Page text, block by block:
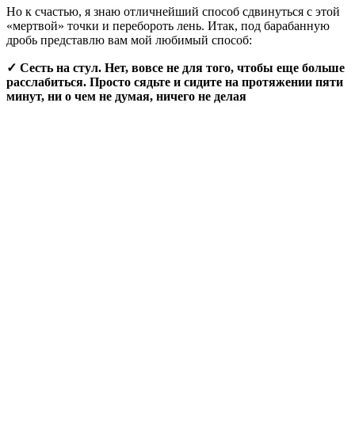
Но к счастью, я знаю отличнейший способ сдвинуться с этой
«мертвой» точки и перебороть лень. Итак, под барабанную
дробь представлю вам мой любимый способ:
✓ Сесть на стул. Нет, вовсе не для того, чтобы еще больше
расслабиться. Просто сядьте и сидите на протяжении пяти
минут, ни о чем не думая, ничего не делая